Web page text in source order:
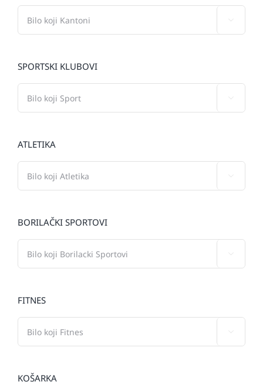
SPORTSKI KLUBOVI
ATLETIKA
BORILAČKI SPORTOVI
FITNES
KOŠARKA